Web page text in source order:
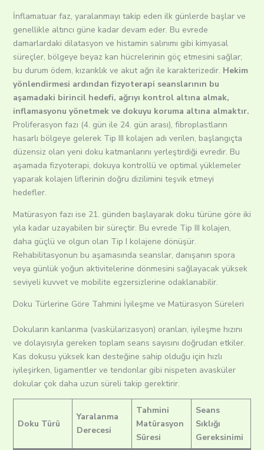
İnflamatuar faz, yaralanmayı takip eden ilk günlerde başlar ve
genellikle altıncı güne kadar devam eder. Bu evrede
damarlardaki dilatasyon ve histamin salınımı gibi kimyasal
süreçler, bölgeye beyaz kan hücrelerinin göç etmesini sağlar;
bu durum ödem, kızarıklık ve akut ağrı ile karakterizedir. Hekim
yönlendirmesi ardından fizyoterapi seanslarının bu
aşamadaki birincil hedefi, ağrıyı kontrol altına almak,
inflamasyonu yönetmek ve dokuyu koruma altına almaktır.
Proliferasyon fazı (4. gün ile 24. gün arası), fibroplastların
hasarlı bölgeye gelerek Tip III kolajen adı verilen, başlangıçta
düzensiz olan yeni doku katmanlarını yerleştirdiği evredir. Bu
aşamada fizyoterapi, dokuya kontrollü ve optimal yüklemeler
yaparak kolajen liflerinin doğru dizilimini teşvik etmeyi
hedefler.
Matürasyon fazı ise 21. günden başlayarak doku türüne göre iki
yıla kadar uzayabilen bir süreçtir. Bu evrede Tip III kolajen,
daha güçlü ve olgun olan Tip I kolajene dönüşür.
Rehabilitasyonun bu aşamasında seanslar, danışanın spora
veya günlük yoğun aktivitelerine dönmesini sağlayacak yüksek
seviyeli kuvvet ve mobilite egzersizlerine odaklanabilir.
Doku Türlerine Göre Tahmini İyileşme ve Matürasyon Süreleri
Dokuların kanlanma (vaskülarizasyon) oranları, iyileşme hızını
ve dolayısıyla gereken toplam seans sayısını doğrudan etkiler.
Kas dokusu yüksek kan desteğine sahip olduğu için hızlı
iyileşirken, ligamentler ve tendonlar gibi nispeten avasküler
dokular çok daha uzun süreli takip gerektirir.
Doku Türü
Yaralanma
Derecesi
Tahmini
Matürasyon
Süresi
Seans
Sıklığı
Gereksinimi